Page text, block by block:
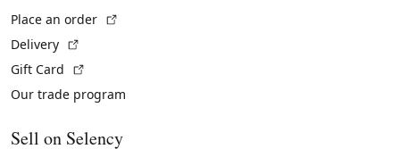
Place an order
Delivery
Gift Card
Our trade program
Sell on Selency